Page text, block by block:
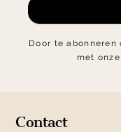
Door te abonneren
met
Contact